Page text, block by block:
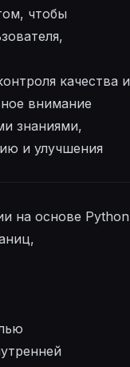
чтобы
качества и
внимание
знаниями,
и улучшения
на основе Python